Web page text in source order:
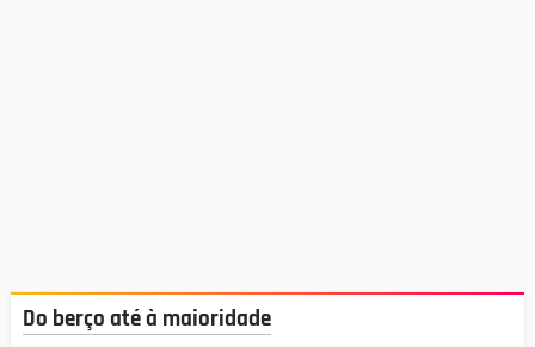
Do berço até à maioridade